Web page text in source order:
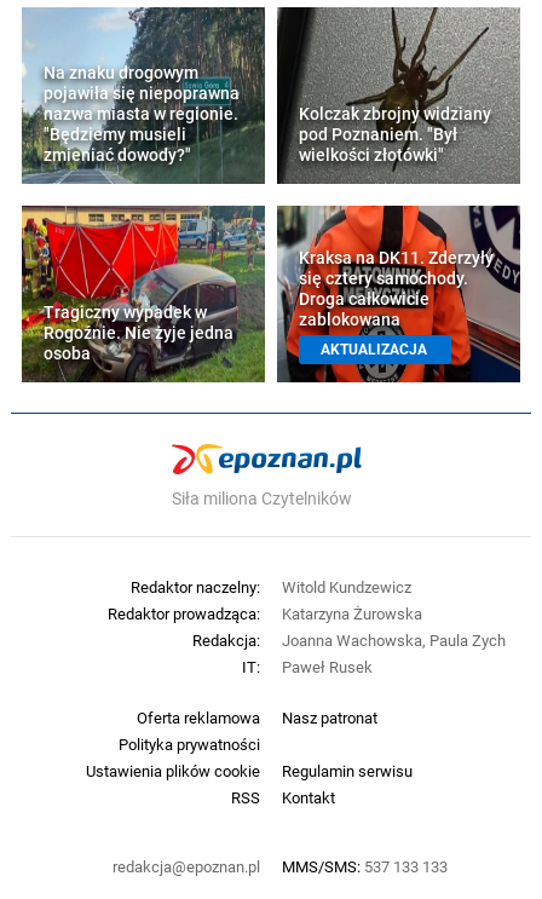
Na znaku drogowym
pojawiła się niepoprawna
nazwa miasta w regionie.
"Będziemy musieli
zmieniać dowody?"
Kolczak zbrojny widziany
pod Poznaniem. "Był
wielkości złotówki"
Tragiczny wypadek w
Rogoźnie. Nie żyje jedna
osoba
Kraksa na DK11. Zderzyły
się cztery samochody.
Droga całkowicie
zablokowana
AKTUALIZACJA
Siła miliona Czytelników
Oferta reklamowa
Nasz patronat
Polityka prywatności
Ustawienia plików cookie
Regulamin serwisu
RSS
Kontakt
redakcja@epoznan.pl MMS/SMS: 537 133 133
Redaktor naczelny:
Witold Kundzewicz
Redaktor prowadząca:
Katarzyna Żurowska
Redakcja:
Joanna Wachowska, Paula Zych
IT:
Paweł Rusek